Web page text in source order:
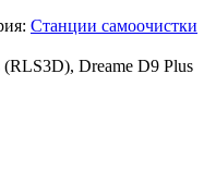
Станции самоочистки
(RLS3D), Drеаmе D9 Рlus